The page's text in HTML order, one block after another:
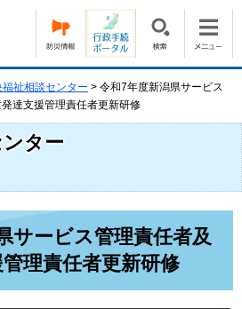
福祉相談センター > 令和7年度新潟県サービス
達支援管理責任者更新研修
ター
サービス管理責任者及
理責任者更新研修